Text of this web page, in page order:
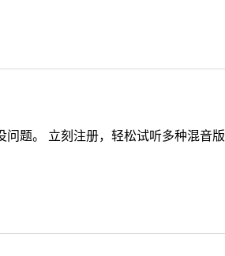
题。 立刻注册，轻松试听多种混音版